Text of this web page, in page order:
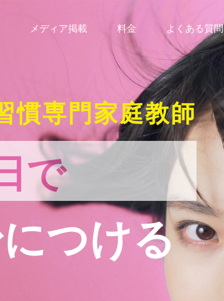
メディア掲載 料金 よくある質問
慣専門家庭教師
で
つける